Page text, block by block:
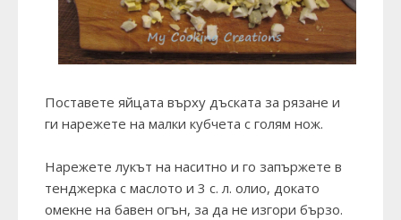
Поставете яйцата върху дъската за рязане и
ги нарежете на малки кубчета с голям нож.
Нарежете лукът на наситно и го запържете в
тенджерка с маслото и 3 с. л. олио, докато
омекне на бавен огън, за да не изгори бързо.